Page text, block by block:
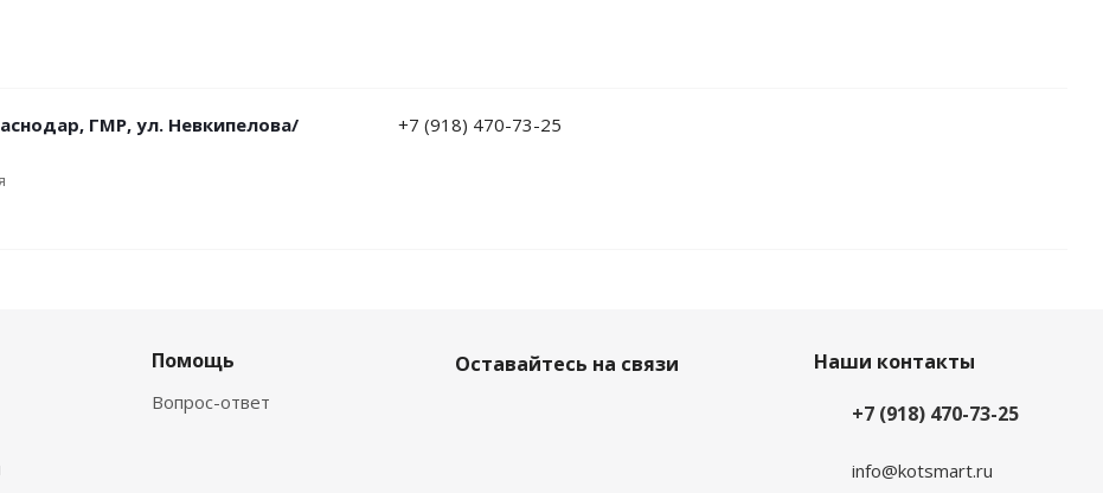
ГМР, ул. Невкипелова/
+7 (918) 470-73-25
Помощь
Вопрос-ответ
Оставайтесь на связи
Наши контакты
+7 (918) 470-73-25
info@kotsmart.ru